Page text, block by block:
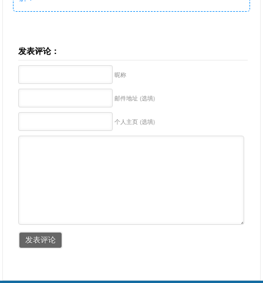
发表评论：
昵称
邮件地址 (选填)
个人主页 (选填)